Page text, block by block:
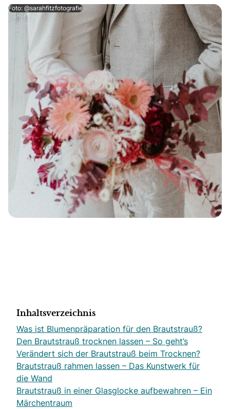
Foto: @sarahfitzfotografie
Inhaltsverzeichnis
Was ist Blumenpräparation für den Brautstrauß?
Den Brautstrauß trocknen lassen – So geht’s
Verändert sich der Brautstrauß beim Trocknen?
Brautstrauß rahmen lassen – Das Kunstwerk für
die Wand
Brautstrauß in einer Glasglocke aufbewahren – Ein
Märchentraum